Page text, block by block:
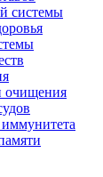
системы
очищения